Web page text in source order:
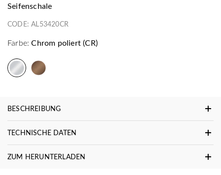
Seifenschale
CODE:AL53420CR
Farbe: Chrom poliert (CR)
BESCHREIBUNG
TECHNISCHE DATEN
ZUM HERUNTERLADEN